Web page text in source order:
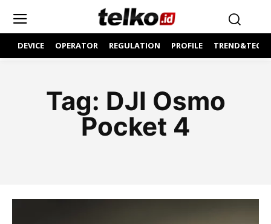
DEVICE OPERATOR REGULATION PROFILE
Tag: DJI Osmo
Pocket 4